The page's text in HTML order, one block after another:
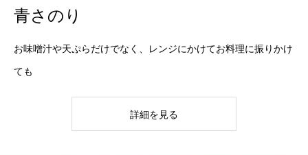
青さのり
お味噌汁や天ぷらだけでなく、レンジにかけてお料理に振りかけ
ても
詳細を見る